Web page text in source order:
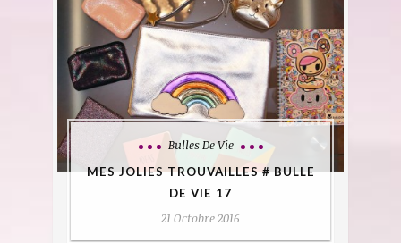
Bulles De Vie
MES JOLIES TROUVAILLES # BULLE
DE VIE 17
21 Octobre 2016